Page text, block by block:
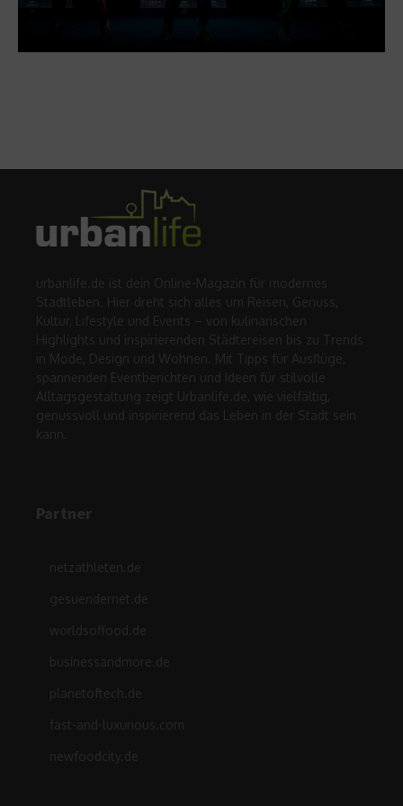
urbanlife.de ist dein Online-Magazin für modernes
Stadtleben. Hier dreht sich alles um Reisen, Genuss,
Kultur, Lifestyle und Events – von kulinarischen
Highlights und inspirierenden Städtereisen bis zu Trends
in Mode, Design und Wohnen. Mit Tipps für Ausflüge,
spannenden Eventberichten und Ideen für stilvolle
Alltagsgestaltung zeigt Urbanlife.de, wie vielfältig,
genussvoll und inspirierend das Leben in der Stadt sein
kann.
Partner
netzathleten.de
gesuendernet.de
worldsoffood.de
businessandmore.de
planetoftech.de
fast-and-luxurious.com
newfoodcity.de